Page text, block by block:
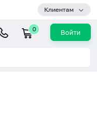
Клиентам
0 Войти